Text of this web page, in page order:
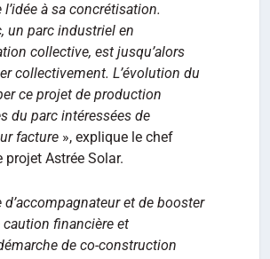
à sa concrétisation.
un parc industriel en
collective, est jusqu’alors
collectivement. L’évolution du
ce projet de production
du parc intéressées de
facture », explique le chef
projet Astrée Solar.
et de booster
financière et
de co-construction